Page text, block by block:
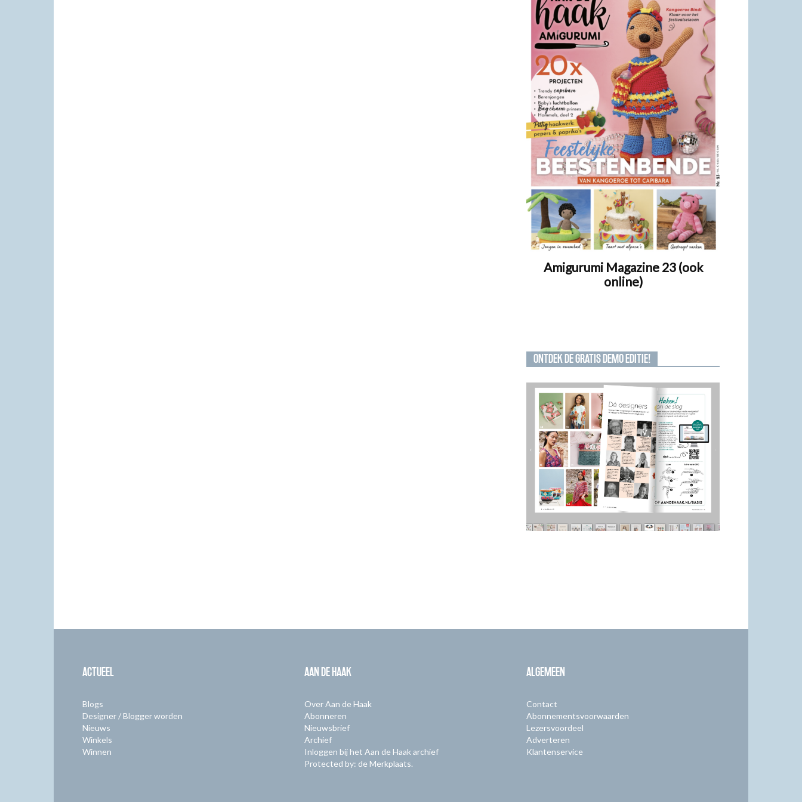
Amigurumi Magazine 23 (ook
online)
ONTDEK DE GRATIS DEMO EDITIE!
ACTUEEL
Blogs
Designer / Blogger worden
Nieuws
Winkels
Winnen
AAN DE HAAK
Over Aan de Haak
Abonneren
Nieuwsbrief
Archief
Inloggen bij het Aan de Haak archief
Protected by: de Merkplaats.
ALGEMEEN
Contact
Abonnementsvoorwaarden
Lezersvoordeel
Adverteren
Klantenservice